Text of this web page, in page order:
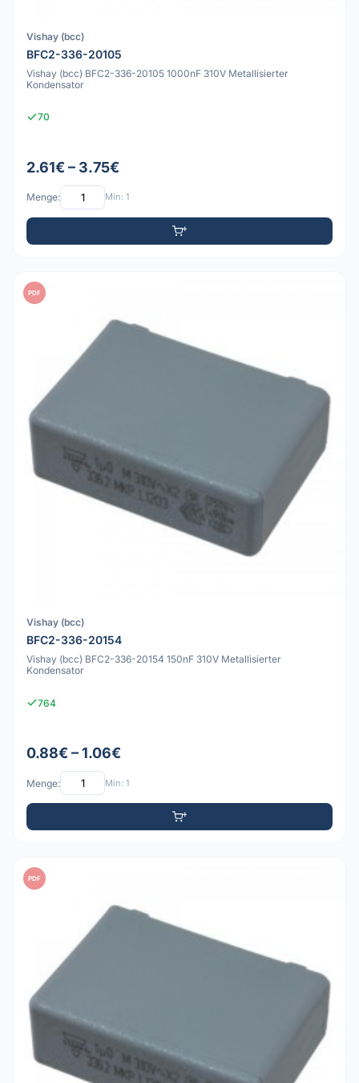
Vishay (bcc)
BFC2-336-20105
Vishay (bcc) BFC2-336-20105 1000nF 310V Metallisierter
Kondensator
70
2.61€ – 3.75€
Menge: Min: 1
PDF
Vishay (bcc)
BFC2-336-20154
Vishay (bcc) BFC2-336-20154 150nF 310V Metallisierter
Kondensator
764
0.88€ – 1.06€
Menge: Min: 1
PDF